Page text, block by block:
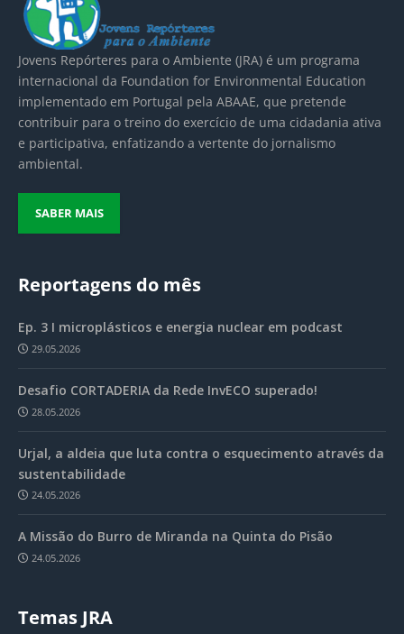
Jovens Repórteres para o Ambiente (JRA) é um programa
internacional da Foundation for Environmental Education
implementado em Portugal pela ABAAE, que pretende
contribuir para o treino do exercício de uma cidadania ativa
e participativa, enfatizando a vertente do jornalismo
ambiental.
SABER MAIS
Reportagens do mês
Ep. 3 I microplásticos e energia nuclear em podcast
29.05.2026
Desafio CORTADERIA da Rede InvECO superado!
28.05.2026
Urjal, a aldeia que luta contra o esquecimento através da
sustentabilidade
24.05.2026
A Missão do Burro de Miranda na Quinta do Pisão
24.05.2026
Temas JRA